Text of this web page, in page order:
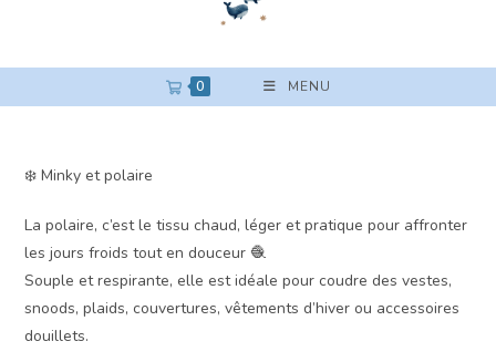
0 MENU
❄️ Minky et polaire
La polaire, c’est le tissu chaud, léger et pratique pour affronter
les jours froids tout en douceur 🧶
Souple et respirante, elle est idéale pour coudre des vestes,
snoods, plaids, couvertures, vêtements d’hiver ou accessoires
douillets.